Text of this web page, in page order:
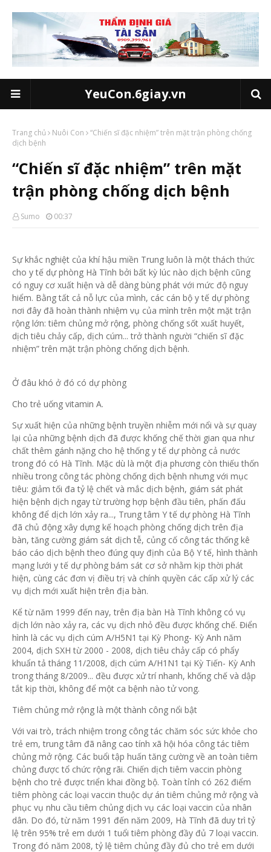
YeuCon.6giay.vn
Trang chủ Nuôi Con
“Chiến sĩ đặc nhiệm” trên mặt trận phòng chống
dịch bệnh
“Chiến sĩ đặc nhiệm” trên mặt
trận phòng chống dịch bệnh
Sumo 00:37
Sự khắc nghiệt của khí hậu miền Trung luôn là một thách thức
cho y tế dự phòng Hà Tĩnh bởi bất kỳ lúc nào dịch bệnh cũng
có nguy cơ xuất hiện và dễ dàng bùng phát với mức độ nguy
hiểm. Bằng tất cả nỗ lực của mình, các cán bộ y tế dự phòng
nơi đây đã hoàn thành nhiệm vụ của mình trên một mặt trận
rộng lớn: tiêm chủng mở rộng, phòng chống sốt xuất huyết,
dịch tiêu chảy cấp, dịch cúm... trở thành người “chiến sĩ đặc
nhiệm” trên mặt trận phòng chống dịch bệnh.
Ở đâu khó ở đó có dự phòng
Cho trẻ uống vitamin A.
Sự xuất hiện của những bệnh truyền nhiễm mới nổi và sự quay
lại của những bệnh dịch đã được khống chế thời gian qua như
chất thêm gánh nặng cho hệ thống y tế dự phòng cả nước
trong đó có Hà Tĩnh. Mặc dù là một địa phương còn thiếu thốn
nhiều trong công tác phòng chống dịch bệnh nhưng với mục
tiêu: giảm tối đa tỷ lệ chết và mắc dịch bệnh, giám sát phát
hiện bệnh dịch ngay từ trường hợp bệnh đầu tiên, phấn đấu
không để dịch lớn xảy ra..., Trung tâm Y tế dự phòng Hà Tĩnh
đã chủ động xây dựng kế hoạch phòng chống dịch trên địa
bàn, tăng cường giám sát dịch tễ, củng cố công tác thống kê
báo cáo dịch bệnh theo đúng quy định của Bộ Y tế, hình thành
mạng lưới y tế dự phòng bám sát cơ sở nhằm kịp thời phát
hiện, cùng các đơn vị điều trị và chính quyền các cấp xử lý các
vụ dịch mới xuất hiện trên địa bàn.
Kể từ năm 1999 đến nay, trên địa bàn Hà Tĩnh không có vụ
dịch lớn nào xảy ra, các vụ dịch nhỏ đều được khống chế. Điển
hình là các vụ dịch cúm A/H5N1 tại Kỳ Phong- Kỳ Anh năm
2004, dịch SXH từ 2000 - 2008, dịch tiêu chảy cấp có phẩy
khuẩn tả tháng 11/2008, dịch cúm A/H1N1 tại Kỳ Tiến- Kỳ Anh
trong tháng 8/2009... đều được xử trí nhanh, khống chế và dập
tắt kịp thời, không để một ca bệnh nào tử vong.
Tiêm chủng mở rộng là một thành công nổi bật
Với vai trò, trách nhiệm trong công tác chăm sóc sức khỏe cho
trẻ em, trung tâm đã nâng cao tính xã hội hóa công tác tiêm
chủng mở rộng. Các buổi tập huấn tăng cường về an toàn tiêm
chủng được tổ chức rộng rãi. Chiến dịch tiêm vaccin phòng
bệnh cho trẻ được triển khai đồng bộ. Toàn tỉnh có 262 điểm
tiêm phòng các loại vaccin thuộc dự án tiêm chủng mở rộng và
phục vụ nhu cầu tiêm chủng dịch vụ các loại vaccin của nhân
dân. Do đó, từ năm 1991 đến năm 2009, Hà Tĩnh đã duy trì tỷ
lệ trên 95% trẻ em dưới 1 tuổi tiêm phòng đầy đủ 7 loại vaccin.
Trong đó năm 2008, tỷ lệ tiêm chủng đầy đủ cho trẻ em dưới